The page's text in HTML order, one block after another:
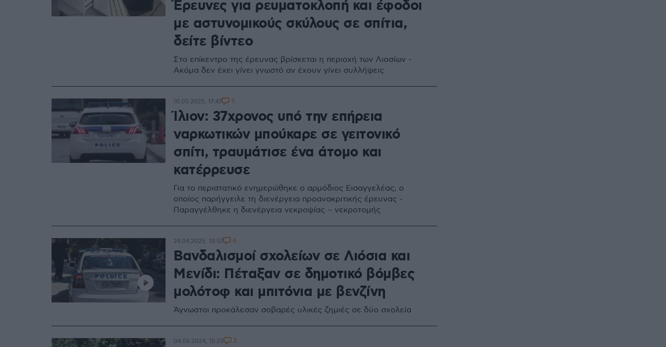
Έρευνες για ρευματοκλοπή και έφοδοι
με αστυνομικούς σκύλους σε σπίτια,
δείτε βίντεο
Στο επίκεντρο της έρευνας βρίσκεται η περιοχή των Λιοσίων -
Ακόμα δεν έχει γίνει γνωστό αν έχουν γίνει συλλήψεις
Ίλιον: 37χρονος υπό την επήρεια
ναρκωτικών μπούκαρε σε γειτονικό
σπίτι, τραυμάτισε ένα άτομο και
κατέρρευσε
Για το περιστατικό ενημερώθηκε ο αρμόδιος Εισαγγελέας, ο
οποίος παρήγγειλε τη διενέργεια προανακριτικής έρευνας -
Παραγγέλθηκε η διενέργεια νεκροψίας – νεκροτομής
10.05.2025, 17:47 5
Βανδαλισμοί σχολείων σε Λιόσια και
Μενίδι: Πέταξαν σε δημοτικό βόμβες
μολότοφ και μπιτόνια με βενζίνη
Άγνωστοι προκάλεσαν σοβαρές υλικές ζημιές σε δύο σχολεία
24.04.2025, 10:57 6
04.06.2024, 15:25 2